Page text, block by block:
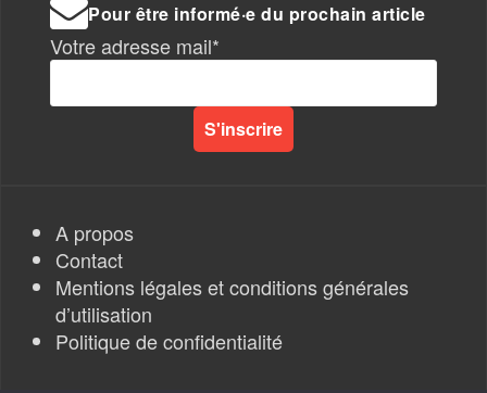
Pour être informé·e du prochain article
Votre adresse mail*
A propos
Contact
Mentions légales et conditions générales
d’utilisation
Politique de confidentialité